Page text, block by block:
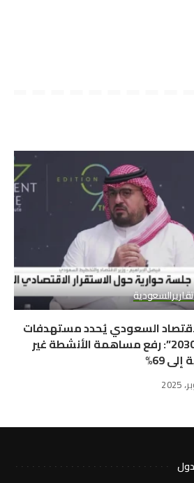
السعودية
السعودي يُحدد مستهدفات
“رؤية 2030”: رفع مساهمة الأنشطة غير
69%